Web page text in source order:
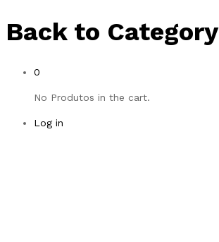
Back to Category
0
No Produtos in the cart.
Log in